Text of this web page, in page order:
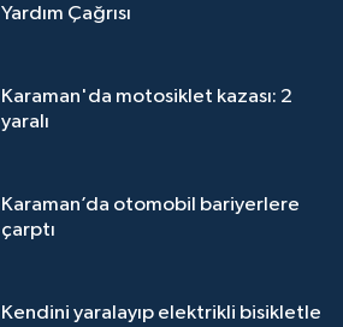
Yardım Çağrısı
Karaman'da motosiklet kazası: 2
yaralı
Karaman’da otomobil bariyerlere
çarptı
Kendini yaralayıp elektrikli bisikletle